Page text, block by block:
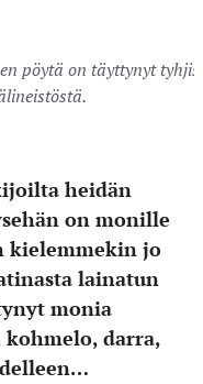
pöytä on täyttynyt
heidän
on monille
kielemmekin jo
lainatun
monia
darra,